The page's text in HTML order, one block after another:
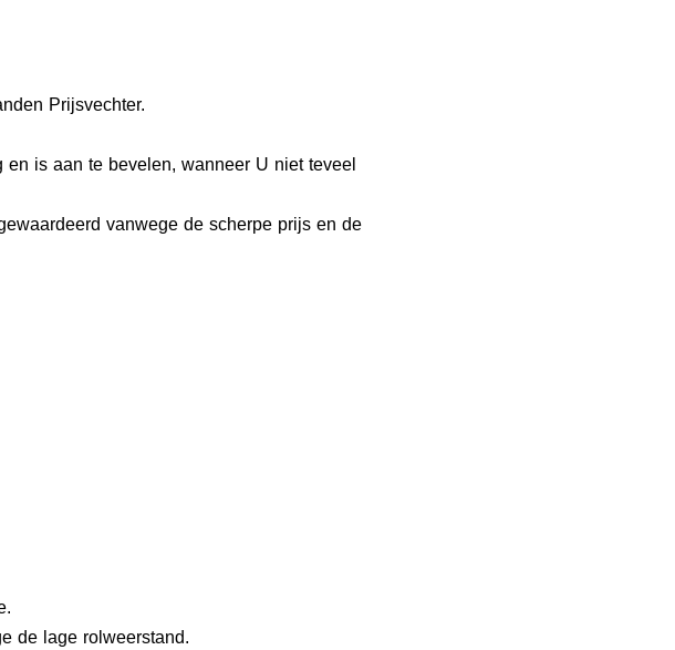
Prijsvechter.
is aan te bevelen, wanneer U niet teveel
vanwege de scherpe prijs en de
de lage rolweerstand.